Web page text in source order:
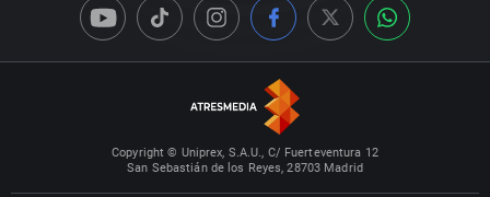
Copyright © Uniprex, S.A.U., C/ Fuerteventura 12
San Sebastián de los Reyes, 28703 Madrid